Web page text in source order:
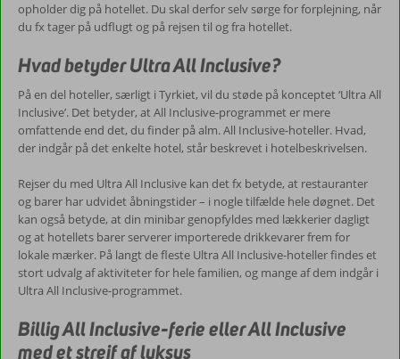
opholder dig på hotellet. Du skal derfor selv sørge for forplejning, når
du fx tager på udflugt og på rejsen til og fra hotellet.
Hvad betyder Ultra All Inclusive?
På en del hoteller, særligt i Tyrkiet, vil du støde på konceptet ‘Ultra All
Inclusive’. Det betyder, at All Inclusive-programmet er mere
omfattende end det, du finder på alm. All Inclusive-hoteller. Hvad,
der indgår på det enkelte hotel, står beskrevet i hotelbeskrivelsen.
Rejser du med Ultra All Inclusive kan det fx betyde, at restauranter
og barer har udvidet åbningstider – i nogle tilfælde hele døgnet. Det
kan også betyde, at din minibar genopfyldes med lækkerier dagligt
og at hotellets barer serverer importerede drikkevarer frem for
lokale mærker. På langt de fleste Ultra All Inclusive-hoteller findes et
stort udvalg af aktiviteter for hele familien, og mange af dem indgår i
Ultra All Inclusive-programmet.
Billig All Inclusive-ferie eller All Inclusive
med et strejf af luksus